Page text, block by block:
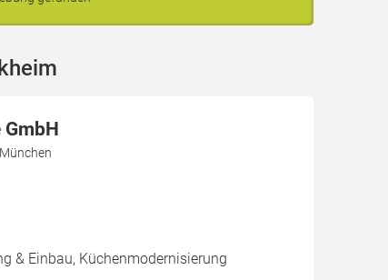
& Einbau, Küchenmodernisierung